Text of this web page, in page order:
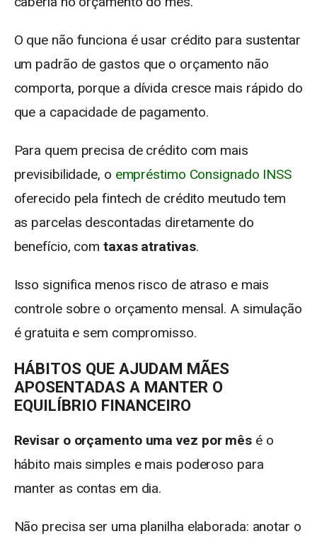
O que não funciona é usar crédito para sustentar
um padrão de gastos que o orçamento não
comporta, porque a dívida cresce mais rápido do
que a capacidade de pagamento.
Para quem precisa de crédito com mais
previsibilidade, o empréstimo Consignado INSS
oferecido pela fintech de crédito meutudo tem
as parcelas descontadas diretamente do
benefício, comtaxas atrativas.
Isso significa menos risco de atraso e mais
controle sobre o orçamento mensal. A simulação
é gratuita e sem compromisso.
HÁBITOS QUE AJUDAM MÃES
APOSENTADAS A MANTER O
EQUILÍBRIO FINANCEIRO
Revisar o orçamento uma vez por mês é o
hábito mais simples e mais poderoso para
manter as contas em dia.
Não precisa ser uma planilha elaborada: anotar o